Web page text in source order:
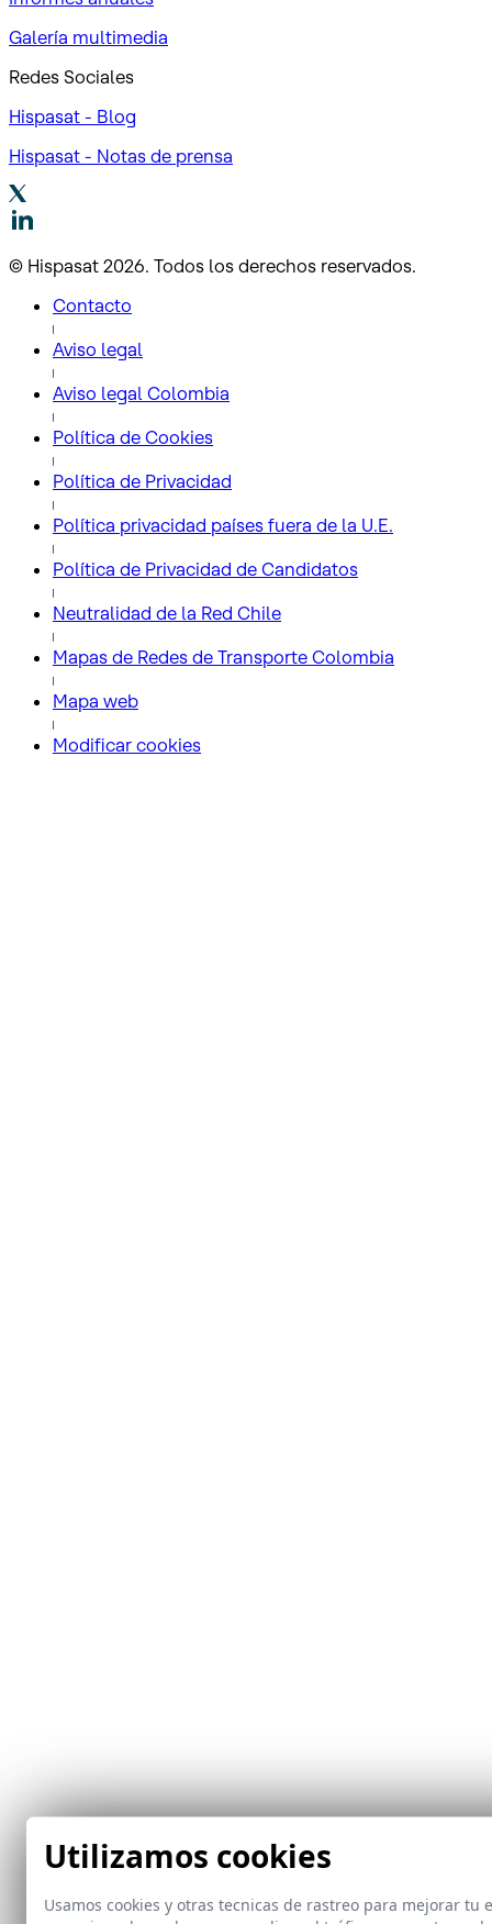
Galería multimedia
Redes Sociales
Hispasat - Blog
Hispasat - Notas de prensa
© Hispasat 2026. Todos los derechos reservados.
Contacto
Aviso legal
Aviso legal Colombia
Política de Cookies
Política de Privacidad
Política privacidad países fuera de la U.E.
Política de Privacidad de Candidatos
Neutralidad de la Red Chile
Mapas de Redes de Transporte Colombia
Mapa web
Modificar cookies
Utilizamos cookies
Usamos cookies y otras tecnicas de rastreo para mejorar